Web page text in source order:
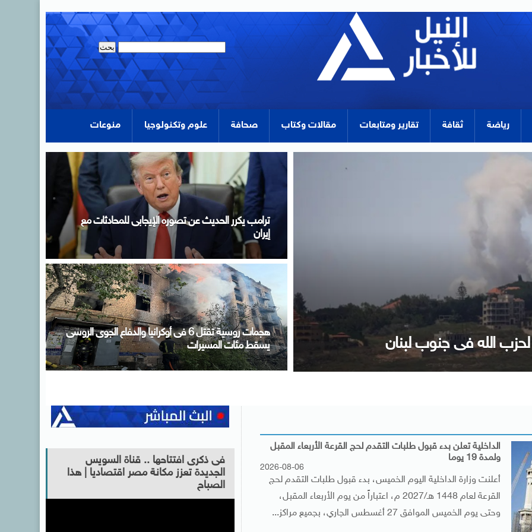
رياضة ثقافة تقارير ومتابعات مقالات وكتاب صحافة علوم وتكنولوجيا منوعات
بن عيسى ويجدد موقف مصر الداعم
مدبولى خلال اجتماع الحكومة: لدينا مخزون سلعى يكفي
لتلبية احتياجات الاستهلاك المحلي لفترات آمنة تصل فى
بعض السلع إلى عام كامل
مصر ودول عربية وإسلامية يدينون الانتهاكات الإسرائيلية
المتواصلة فى قطاع غزة
الداخلية تعلن بدء قبول طلبات التقدم لحج القرعة الأربعاء المقبل
ولمدة 19 يوما
2026-08-06
أعلنت وزارة الداخلية اليوم الخميس، بدء قبول طلبات التقدم لحج
القرعة لعام 1448 هـ/2027 م، اعتباراً من يوم الأربعاء المقبل،
وحتى يوم الخميس الموافق 27 أغسطس الجاري، بجميع مراكز...
فى ذكرى افتتاحها .. قناة السويس
الجديدة تعزز مكانة مصر اقتصاديا | هذا
الصباح